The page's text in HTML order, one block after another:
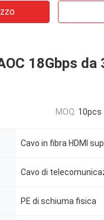
18Gbps da
MOQ: 10pcs
Cavo di
PE di schiuma fisica